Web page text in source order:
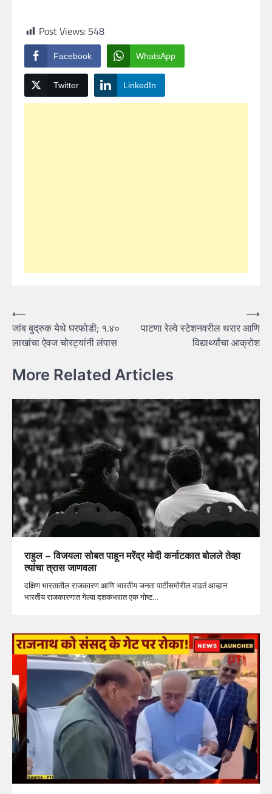
Post Views: 548
Facebook WhatsApp
Twitter LinkedIn
Post
navigation
⟵
जांब बुद्रुक येथे घरफोडी; १.४०
लाखांचा ऐवज चोरट्यांनी लंपास
पाटणा रेल्वे स्टेशनवरील थरार आणि
विद्यार्थ्यांचा आक्रोश
⟶
More Related Articles
राहुल – विजयला सोबत पाहून मरेंद्र मोदी कर्नाटकात बोलले तेव्हा
त्यांचा त्रास जाणवला
दक्षिण भारतातील राजकारण आणि भारतीय जनता पार्टीसमोरील वाढतं आव्हान
भारतीय राजकारणात गेल्या दशकभरात एक गोष्ट…